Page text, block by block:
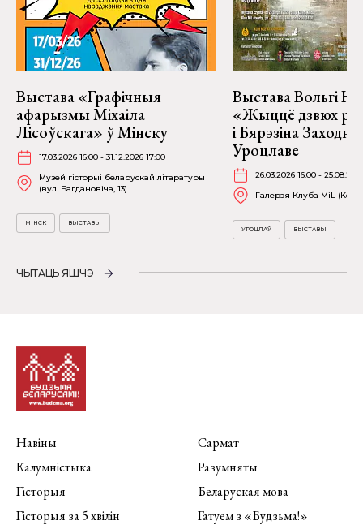
Выстава «Графічныя
афарызмы Міхаіла
Лісоўскага» ў Мінску
17.03.2026 16:00 - 31.12.2026 17:00
Музей гісторыі беларускай літаратуры
(вул. Багдановіча, 13)
МІНСК ВЫСТАВЫ
Выстава Вольгі
«Жыццё дзвюх
і Бярэзіна
Уроцлаве
26.03.2026 16:00 -
Галерэя Клуба MiL
УРОЦЛАЎ ВЫСТАВЫ
ЧЫТАЦЬ ЯШЧЭ
Навіны
Калумністыка
Гісторыя
Гісторыя за 5 хвілін
Сармат
Разумняты
Беларуская мова
Гатуем з «Будзьма!»